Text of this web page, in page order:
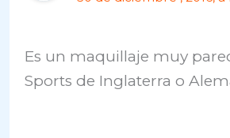
Es un maquillaje muy
Sports de Inglaterra o